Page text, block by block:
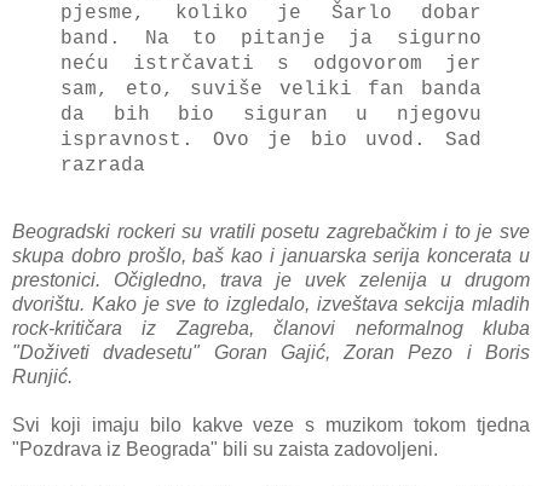
pjesme, koliko je Šarlo dobar
band. Na to pitanje ja sigurno
neću istrčavati s odgovorom jer
sam, eto, suviše veliki fan banda
da bih bio siguran u njegovu
ispravnost. Ovo je bio uvod. Sad
razrada
Beogradski rockeri su vratili posetu zagrebačkim i to je sve
skupa dobro prošlo, baš kao i januarska serija koncerata u
prestonici. Očigledno, trava je uvek zelenija u drugom
dvorištu. Kako je sve to izgledalo, izveštava sekcija mladih
rock-kritičara iz Zagreba, članovi neformalnog kluba
"Doživeti dvadesetu" Goran Gajić, Zoran Pezo i Boris
Runjić.
Svi koji imaju bilo kakve veze s muzikom tokom tjedna
"Pozdrava iz Beograda" bili su zaista zadovoljeni.